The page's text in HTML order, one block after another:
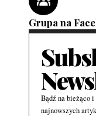
Grupa na
Bądź na bieżąco
najnowszych